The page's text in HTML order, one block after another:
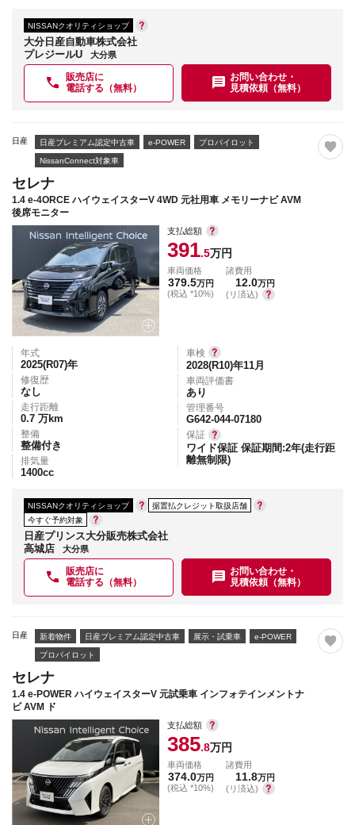
NISSANクオリティショップ
大分日産自動車株式会社
プレジールU
大分県
販売店に
電話する（無料）
お問い合わせ・
見積依頼（無料）
日産 日産プレミアム認定中古車 e-POWER プロパイロット
NissanConnect対象車
セレナ
1.4 e-4ORCE ハイウェイスターV 4WD 元社用車 メモリーナビ AVM
後席モニター
支払総額
391.5万円
車両価格
379.5万円
(税込 *10%)
諸費用
12.0万円
(リ済込)
年式
2025(R07)年
修復歴
なし
走行距離
0.7 万km
整備
整備付き
排気量
1400cc
車検
2028(R10)年11月
車両評価書
あり
管理番号
G642-044-07180
保証
ワイド保証 保証期間:2年(走行距
離無制限)
NISSANクオリティショップ
据置払クレジット取扱店舗
今すぐ予約対象
日産プリンス大分販売株式会社
高城店
大分県
販売店に
電話する（無料）
お問い合わせ・
見積依頼（無料）
日産 新着物件 日産プレミアム認定中古車 展示・試乗車 e-POWER
プロパイロット
セレナ
1.4 e-POWER ハイウェイスターV 元試乗車 インフォテインメントナ
ビ AVM ド
支払総額
385.8万円
車両価格
374.0万円
(税込 *10%)
諸費用
11.8万円
(リ済込)